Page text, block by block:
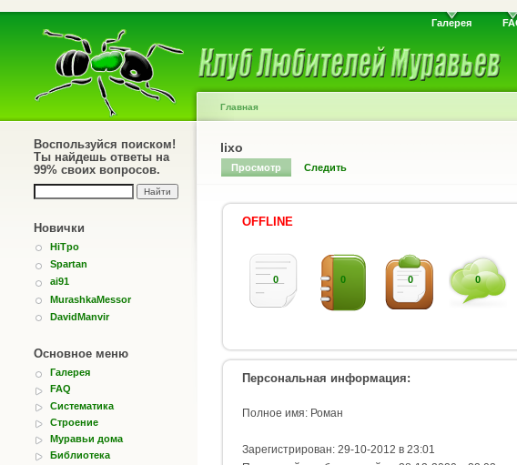
Галерея
Воспользуйся поиском!
Ты найдешь ответы на
99% своих вопросов.
Новички
HiTpo
Spartan
ai91
MurashkaMessor
DavidManvir
Основное меню
Галерея
FAQ
Систематика
Строение
Муравьи дома
Библиотека
Главная
lixo
Просмотр Следить
OFFLINE
0 0 0 0
Персональная информация:
Полное имя: Роман
Зарегистрирован: 29-10-2012 в 23:01